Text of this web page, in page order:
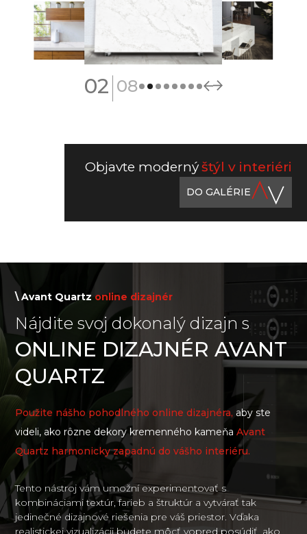
02| 08
Objavte modernýštýl v interiéri
DO GALÉRIE
\ Avant Quartz online dizajnér
Nájdite svoj dokonalý dizajn s
ONLINE DIZAJNÉR AVANT
QUARTZ
Použite nášho pohodlného online dizajnéra,aby ste
videli, ako rôzne dekory kremenného kameňaAvant
Quartz harmonicky zapadnú do vášho interiéru.
Tento nástroj vám umožní experimentovať s
kombináciami textúr, farieb a štruktúr a vytvárať tak
jedinečné dizajnové riešenia pre váš priestor. Vďaka
realistickej vizualizácii budete môcť vopred posúdiť, ako